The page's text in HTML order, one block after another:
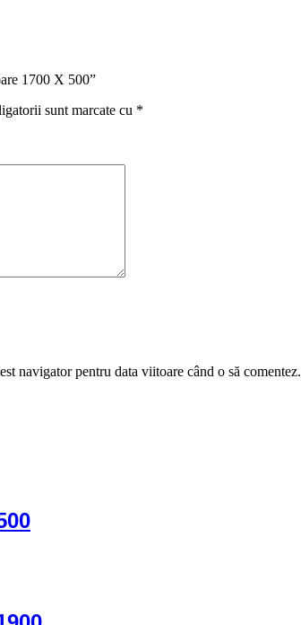
1700 X 500”
sunt marcate cu *
navigator pentru data viitoare când o să comentez.